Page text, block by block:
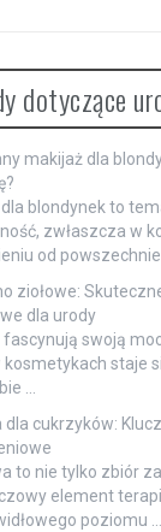
dotyczące
makijaż dla
blondynek to
zwłaszcza w
od powszechnie
ziołowe:
dla urody
fascynują swoją
staje
…
dla cukrzyków:
to nie tylko zbiór
element
poziomu …